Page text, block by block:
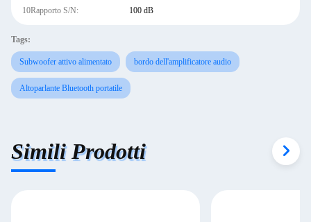
10Rapporto S/N: 100 dB
Tags:
Subwoofer attivo alimentato bordo dell'amplificatore audio
Altoparlante Bluetooth portatile
Simili Prodotti